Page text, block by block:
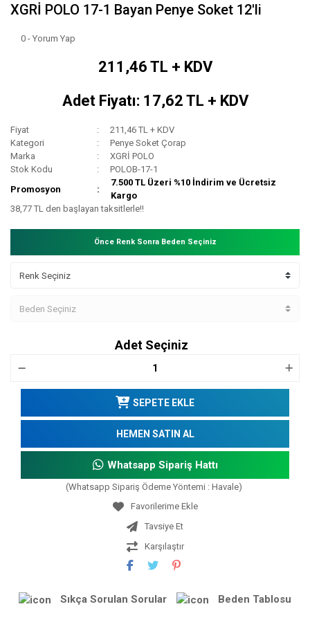
XGRİ POLO 17-1 Bayan Penye Soket 12'li
0 - Yorum Yap
211,46 TL + KDV
Adet Fiyatı: 17,62 TL + KDV
Fiyat
211,46 TL + KDV
Kategori
Penye Soket Çorap
Marka
XGRİ POLO
Stok Kodu
POLOB-17-1
Promosyon
7.500 TL Üzeri %10 İndirim ve Ücretsiz
Kargo
38,77 TL den başlayan taksitlerle!!
Önce Renk Sonra Beden Seçiniz
Adet Seçiniz
SEPETE EKLE
HEMEN SATIN AL
Whatsapp Sipariş Hattı
(Whatsapp Sipariş Ödeme Yöntemi : Havale)
Tavsiye Et
Karşılaştır
Sıkça Sorulan Sorular Beden Tablosu